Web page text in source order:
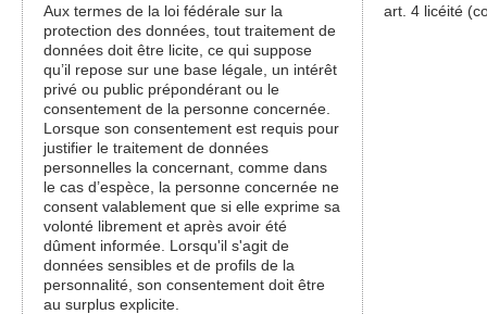
Aux termes de la loi fédérale sur la
protection des données, tout traitement de
données doit être licite, ce qui suppose
qu’il repose sur une base légale, un intérêt
privé ou public prépondérant ou le
consentement de la personne concernée.
Lorsque son consentement est requis pour
justifier le traitement de données
personnelles la concernant, comme dans
le cas d’espèce, la personne concernée ne
consent valablement que si elle exprime sa
volonté librement et après avoir été
dûment informée. Lorsqu'il s'agit de
données sensibles et de profils de la
personnalité, son consentement doit être
au surplus explicite.
art. 4 licéité